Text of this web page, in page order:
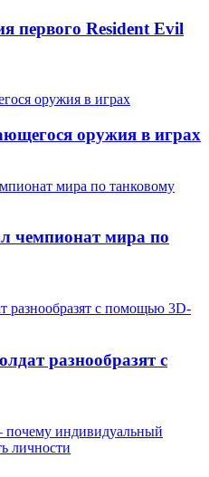
первого Resident Evil
оружия в играх
чемпионат мира по
разнообразят с